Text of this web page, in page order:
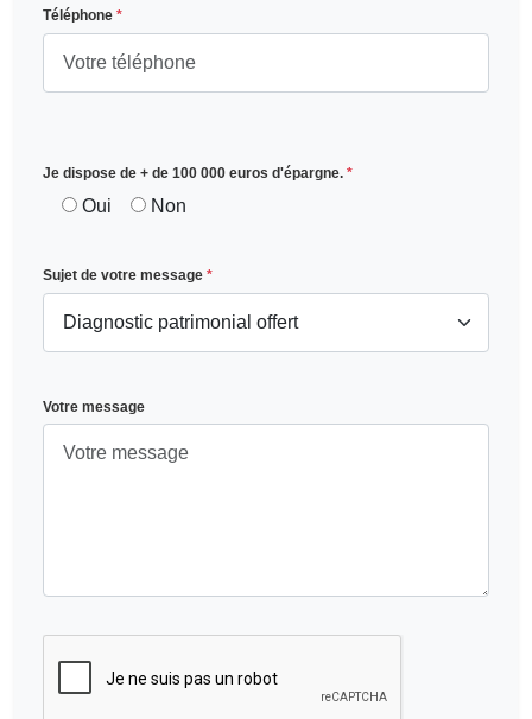
Téléphone *
Je dispose de + de 100 000 euros d'épargne. *
Oui Non
Sujet de votre message *
Votre message